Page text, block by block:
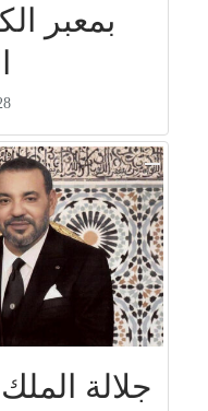
بمعبر
28
جلالة